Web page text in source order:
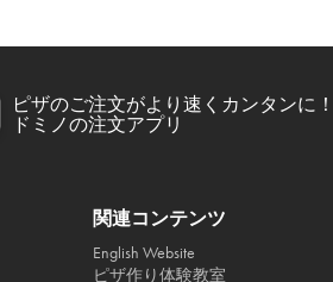
ピザのご注文がより速くカンタンに！
ドミノの注文アプリ
関連コンテンツ
English Website
ピザ作り体験教室